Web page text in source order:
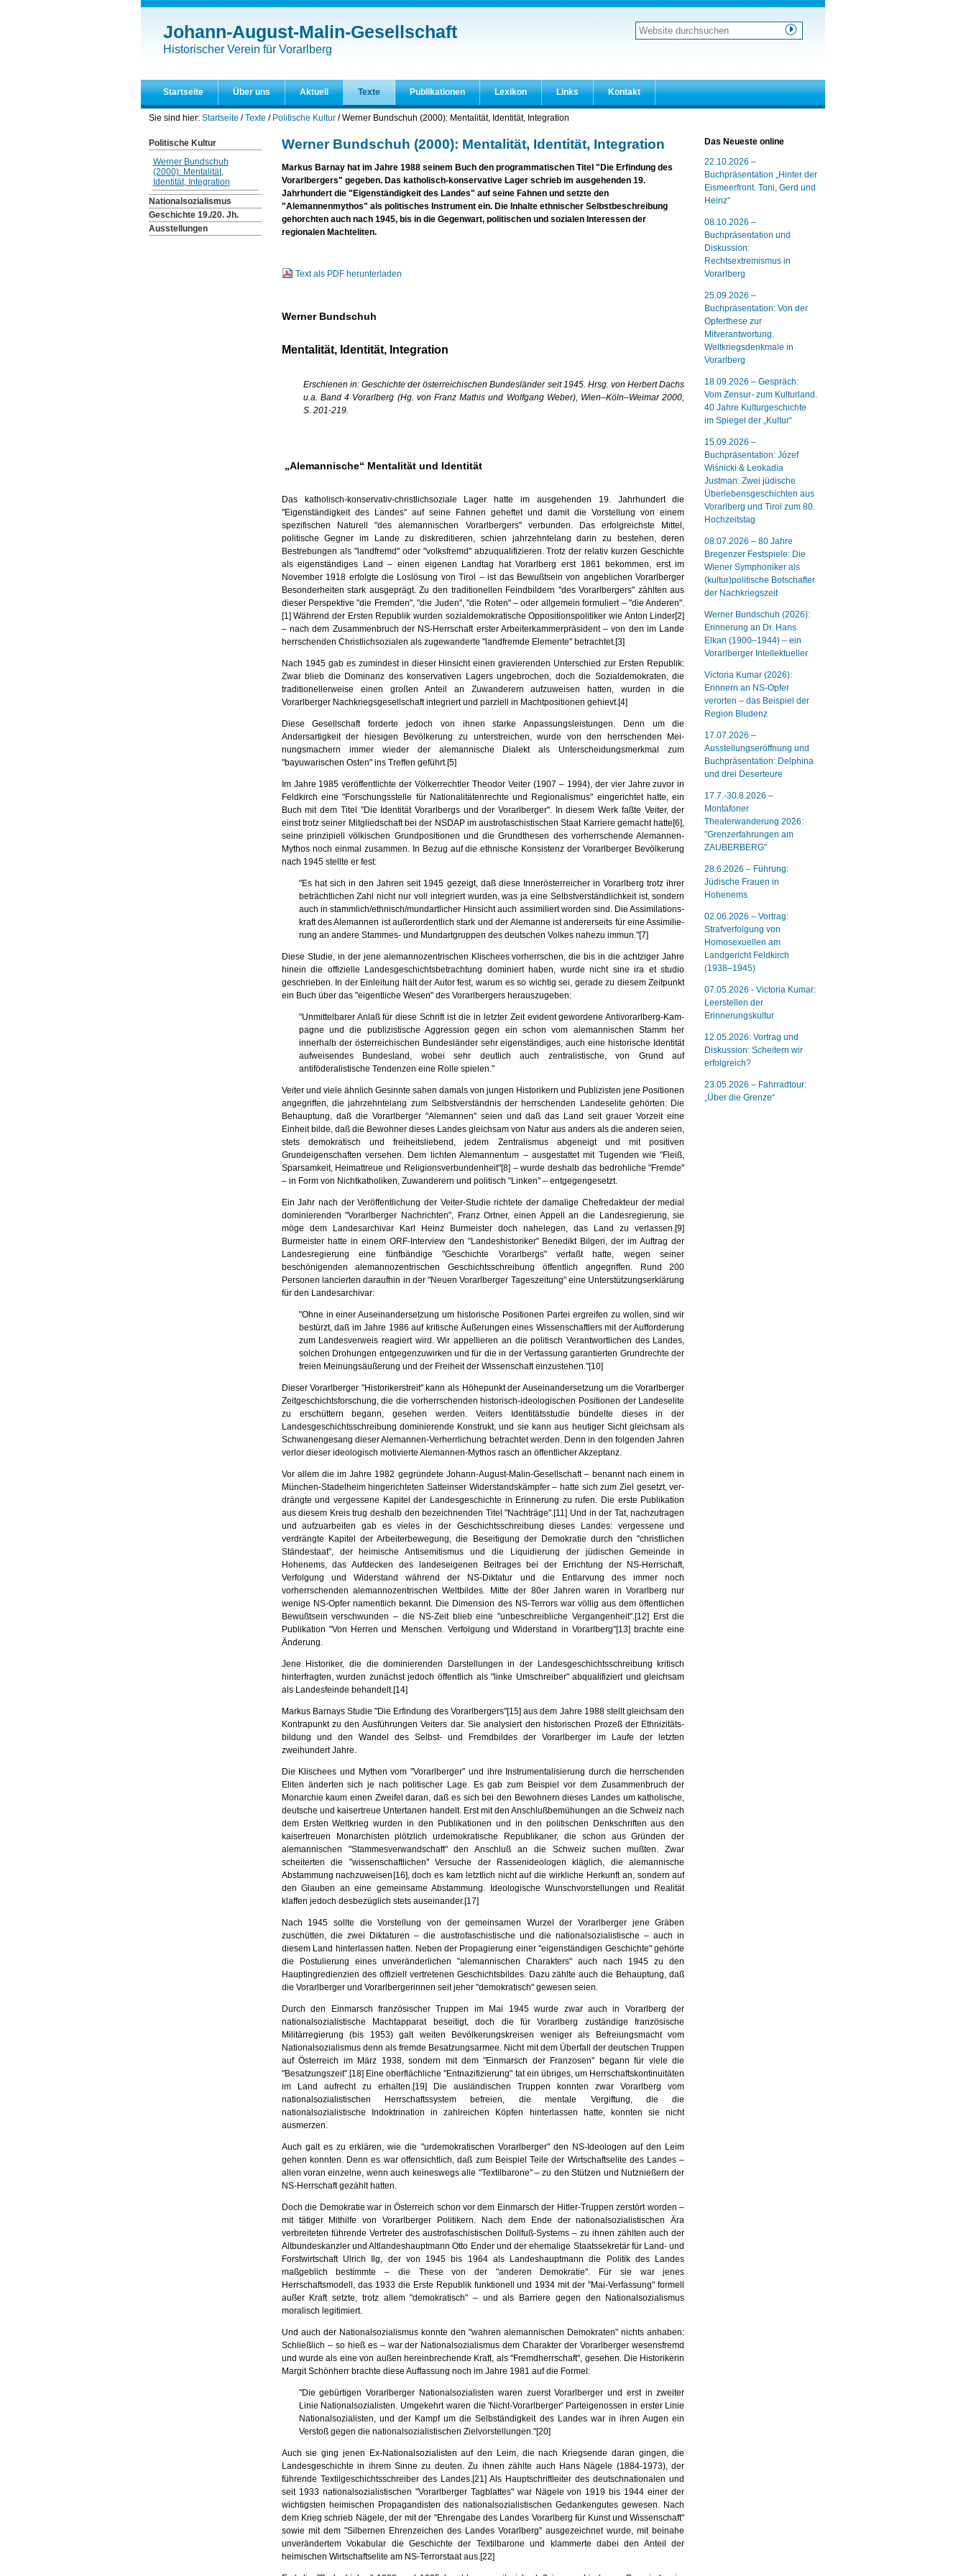
Direkt
Inhalt
Navigation
Website
durchsuchen
Startseite Über uns Aktuell Texte Publikationen Lexikon Links Kontakt
Johann-August-Malin-Gesellschaft
Historischer Verein für Vorarlberg
Benutzerspezifische
Sie sind hier: Startseite /Texte / Politische Kultur /Werner Bundschuh (2000): Mentalität, Identität, Integration
Werner Bundschuh (2000): Mentalität, Identität, Integration
Markus Barnay hat im Jahre 1988 seinem Buch den programmatischen Titel "Die Erfindung des
Vorarlbergers" gegeben. Das katholisch-konservative Lager schrieb im ausgehenden 19.
Jahrhundert die "Eigenständigkeit des Landes" auf seine Fahnen und setzte den
"Alemannenmythos" als politisches Instrument ein. Die Inhalte ethnischer Selbstbeschreibung
gehorchten auch nach 1945, bis in die Gegenwart, politischen und sozialen Interessen der
regionalen Machteliten.
Text als PDF herunterladen
Werner Bundschuh
Mentalität, Identität, Integration
Erschienen in: Geschichte der österreichischen Bundesländer seit 1945. Hrsg. von Herbert Dachs
u.a. Band 4 Vorarlberg (Hg. von Franz Mathis und Wolfgang Weber), Wien–Köln–Weimar 2000,
S. 201-219.
„Alemannische“ Mentalität und Identität
Das katholisch-konservativ-christlichsoziale Lager hatte im ausgehenden 19. Jahrhundert die
"Eigenstän­digkeit des Landes" auf seine Fahnen geheftet und damit die Vorstellung von einem
spezifischen Naturell "des alemannischen Vorarlbergers" verbunden. Das erfolgreichste Mittel,
politische Gegner im Lande zu diskreditieren, schien jahrzehntelang darin zu bestehen, deren
Bestrebungen als "landfremd" oder "volks­fremd" abzuqualifizieren. Trotz der relativ kurzen Geschichte
als eigenständiges Land – einen eigenen Landtag hat Vorarlberg erst 1861 bekom­men, erst im
November 1918 erfolgte die Loslösung von Tirol – ist das Bewußtsein von angebli­chen Vorarlberger
Besonderheiten stark ausgeprägt. Zu den traditionellen Feindbildern "des Vorarlbergers" zählten aus
dieser Perspektive "die Fremden", "die Juden", "die Roten" – oder allgemein formuliert – "die Anderen".
[1] Während der Ersten Republik wurden sozialdemokrati­sche Oppo­sitionspolitiker wie Anton Linder[2]
– nach dem Zusammenbruch der NS-Herrschaft erster Arbeiter­kammerpräsident – von den im Lande
herrschenden Christlichsozialen als zuge­wanderte "landfremde Elemente" betrachtet.[3]
Nach 1945 gab es zumindest in dieser Hinsicht einen gravierenden Unterschied zur Ersten Republik:
Zwar blieb die Dominanz des konservativen Lagers ungebrochen, doch die Sozial­demokraten, die
traditioneller­weise einen großen Anteil an Zuwanderern aufzuweisen hatten, wurden in die
Vorarlberger Nachkriegs­gesellschaft integriert und parziell in Machtpositionen gehievt.[4]
Diese Gesellschaft forderte jedoch von ihnen starke Anpassungsleistungen. Denn um die
Andersartigkeit der hiesigen Bevölkerung zu unterstreichen, wurde von den herrschenden Mei­
nungsmachern immer wie­der der alemannische Dialekt als Unterscheidungsmerkmal zum
"bayuwarischen Osten" ins Treffen geführt.[5]
Im Jahre 1985 veröffentlichte der Völkerrechtler Theodor Veiter (1907 – 1994), der vier Jahre zuvor in
Feldkirch eine "Forschungsstelle für Nationalitätenrechte und Regionalismus" einge­richtet hatte, ein
Buch mit dem Titel "Die Identität Vorarlbergs und der Vorarlberger". In diesem Werk faßte Veiter, der
einst trotz seiner Mitgliedschaft bei der NSDAP im austrofaschistischen Staat Karriere gemacht hatte[6],
seine prinzi­piell völkischen Grundpositionen und die Grundthe­sen des vorherrschende Alemannen-
Mythos noch ein­mal zusammen. In Bezug auf die ethni­sche Konsistenz der Vorarlberger Bevölkerung
nach 1945 stellte er fest:
"Es hat sich in den Jahren seit 1945 gezeigt, daß diese Innerösterreicher in Vorarlberg trotz ihrer
beträchtlichen Zahl nicht nur voll integriert wurden, was ja eine Selbstverständ­lichkeit ist, sondern
auch in stammlich/ethnisch/mundartlicher Hinsicht auch assimiliert worden sind. Die Assimilations­
kraft des Alemannen ist außerordentlich stark und der Ale­manne ist andererseits für eine Assimilie­
rung an andere Stammes- und Mundartgruppen des deutschen Volkes nahezu immun."[7]
Diese Studie, in der jene alemannozentrischen Klischees vorherrschen, die bis in die achtziger Jahre
hin­ein die offizielle Landesgeschichtsbetrachtung dominiert haben, wurde nicht sine ira et studio
geschrieben. In der Einleitung hält der Autor fest, warum es so wichtig sei, gerade zu diesem Zeitpunkt
ein Buch über das "eigentliche Wesen" des Vorarlbergers herauszugeben:
"Unmittelbarer Anlaß für diese Schrift ist die in letzter Zeit evident gewordene Antivorarl­berg-Kam­
pagne und die publizistische Aggression gegen ein schon vom alemannischen Stamm her
innerhalb der österreichischen Bundesländer sehr eigenständiges, auch eine historische Identität
aufweisen­des Bundesland, wobei sehr deutlich auch zentralistische, von Grund auf
antiföderalistische Ten­denzen eine Rolle spielen."
Veiter und viele ähnlich Gesinnte sahen damals von jungen Historikern und Publizisten jene Positionen
angegriffen, die jahrzehntelang zum Selbstverständnis der herrschenden Landeselite gehörten: Die
Be­hauptung, daß die Vorarlberger "Alemannen" seien und daß das Land seit grauer Vorzeit eine
Einheit bilde, daß die Bewohner dieses Landes gleichsam von Natur aus anders als die anderen seien,
stets demokratisch und freiheitsliebend, jedem Zentralismus ab­geneigt und mit positiven
Grundeigenschaften versehen. Dem lichten Alemannentum – ausge­stattet mit Tugenden wie "Fleiß,
Sparsamkeit, Heimattreue und Religionsverbundenheit"[8] – wurde deshalb das bedrohliche "Fremde"
– in Form von Nichtkatholiken, Zuwanderern und poli­tisch "Linken" – entgegengesetzt.
Ein Jahr nach der Veröffentlichung der Veiter-Studie richtete der damalige Chefredakteur der medial
dominierenden "Vorarlberger Nachrichten", Franz Ortner, einen Appell an die Landes­regierung, sie
möge dem Landesarchivar Karl Heinz Burmeister doch nahelegen, das Land zu verlassen.[9]
Burmeister hatte in einem ORF-Interview den "Landeshistoriker" Benedikt Bilgeri, der im Auftrag der
Landesregierung eine fünfbändige "Geschichte Vorarlbergs" verfaßt hatte, wegen seiner
beschönigenden alemannozentrischen Geschichtsschreibung öffentlich angegrif­fen. Rund 200
Personen lancierten daraufhin in der "Neuen Vor­arlberger Tageszeitung" eine Unterstützungserklärung
für den Landesarchivar:
"Ohne in einer Auseinandersetzung um historische Positionen Partei ergreifen zu wollen, sind wir
bestürzt, daß im Jahre 1986 auf kritische Äußerungen eines Wissenschaftlers mit der Aufforderung
zum Landesverweis reagiert wird. Wir appellieren an die politisch Ver­antwortlichen des Landes,
sol­chen Drohungen entgegenzuwirken und für die in der Ver­fassung garantierten Grundrechte der
freien Meinungsäußerung und der Freiheit der Wis­senschaft einzustehen."[10]
Dieser Vorarlberger "Historikerstreit" kann als Höhepunkt der Auseinandersetzung um die Vor­arlberger
Zeitgeschichtsforschung, die die vorherrschenden historisch-ideologischen Positionen der Landeselite
zu erschüttern begann, gesehen werden. Veiters Identitätsstudie bündelte dieses in der
Landesgeschichts­schreibung dominierende Konstrukt, und sie kann aus heutiger Sicht gleichsam als
Schwanengesang die­ser Alemannen-Verherrlichung betrachtet werden. Denn in den folgenden Jahren
verlor dieser ideologisch motivierte Alemannen-Mythos rasch an öffentlicher Akzeptanz.
Vor allem die im Jahre 1982 gegründete Johann-August-Malin-Gesellschaft – benannt nach einem in
München-Stadelheim hingerichteten Satteinser Widerstandskämpfer – hatte sich zum Ziel gesetzt, ver­
drängte und vergessene Kapitel der Landesgeschichte in Erinnerung zu rufen. Die erste Publikation
aus diesem Kreis trug deshalb den bezeichnenden Titel "Nachträge".[11] Und in der Tat, nachzutragen
und aufzuar­beiten gab es vieles in der Geschichtsschreibung dieses Landes: vergessene und
verdrängte Kapitel der Arbeiterbewegung, die Beseitigung der Demokratie durch den "christlichen
Ständestaat", der heimische Antisemitismus und die Liqui­dierung der jüdischen Gemeinde in
Hohenems, das Aufdecken des landeseigenen Beitrages bei der Errichtung der NS-Herrschaft,
Verfolgung und Widerstand während der NS-Diktatur und die Entlarvung des immer noch
vorherrschenden alemannozentrischen Weltbildes. Mitte der 80er Jahren waren in Vorarlberg nur
wenige NS-Opfer namentlich bekannt. Die Dimension des NS-Terrors war völlig aus dem öffentlichen
Bewußtsein verschwunden – die NS-Zeit blieb eine "un­beschreibli­che Vergangenheit".[12] Erst die
Publikation "Von Herren und Menschen. Verfolgung und Widerstand in Vorarl­berg"[13] brachte eine
Änderung.
Jene Historiker, die die dominierenden Darstellungen in der Landesgeschichtsschreibung kri­tisch
hinter­fragten, wurden zunächst jedoch öffentlich als "linke Umschreiber" abqualifiziert und gleichsam
als Lan­desfeinde behandelt.[14]
Markus Barnays Studie "Die Erfindung des Vorarlbergers"[15] aus dem Jahre 1988 stellt gleich­sam den
Kontra­punkt zu den Ausführungen Veiters dar. Sie analysiert den historischen Prozeß der Ethnizitäts­
bildung und den Wandel des Selbst- und Fremdbildes der Vorarlberger im Laufe der letzten
zweihundert Jahre.
Die Klischees und Mythen vom "Vorarlberger" und ihre Instrumentalisierung durch die herr­schenden
Eliten änderten sich je nach politischer Lage. Es gab zum Beispiel vor dem Zusam­menbruch der
Monarchie kaum einen Zweifel daran, daß es sich bei den Bewohnern dieses Landes um katholische,
deutsche und kaisertreue Untertanen handelt. Erst mit den Anschluß­bemühungen an die Schweiz nach
dem Ersten Weltkrieg wurden in den Publikationen und in den politischen Denkschriften aus den
kaisertreuen Mon­archisten plötzlich urdemokratische Republikaner, die schon aus Gründen der
alemannischen "Stammes­verwandschaft" den Anschluß an die Schweiz suchen mußten. Zwar
scheiterten die "wissenschaftlichen" Versuche der Rassenideologen kläglich, die alemannische
Abstammung nachzuweisen [16], doch es kam letzt­lich nicht auf die wirkliche Herkunft an, sondern auf
den Glauben an eine gemeinsame Ab­stammung. Ideologische Wunschvorstellungen und Realität
klaffen jedoch desbezüglich stets auseinander.[17]
Nach 1945 sollte die Vorstellung von der gemeinsamen Wurzel der Vorarlberger jene Gräben
zuschütten, die zwei Diktaturen – die austrofaschistische und die nationalsozialistische – auch in
diesem Land hinter­lassen hatten. Neben der Propagierung einer "eigenständigen Geschichte" gehörte
die Postulierung eines unveränderlichen "alemannischen Charakters" auch nach 1945 zu den
Hauptingredienzien des offiziell vertretenen Geschichtsbildes. Dazu zählte auch die Be­hauptung, daß
die Vorarlberger und Vorarlbergerin­nen seit jeher "demokratisch" gewesen seien.
Durch den Einmarsch französischer Truppen im Mai 1945 wurde zwar auch in Vorarlberg der
nationalsozi­alistische Machtapparat beseitigt, doch die für Vorarlberg zuständige französische
Militärregierung (bis 1953) galt weiten Bevölkerungskreisen weniger als Befreiungsmacht vom
Nationalsozialismus denn als fremde Besatzungsarmee. Nicht mit dem Überfall der deutschen Truppen
auf Österreich im März 1938, sondern mit dem "Einmarsch der Franzosen" begann für viele die
"Besatzungszeit".[18] Eine oberflächliche "Entnazifizierung" tat ein übriges, um Herrschafts­kontinuitäten
im Land aufrecht zu erhalten.[19] Die ausländi­schen Truppen konnten zwar Vorarlberg vom
nationalsozialistischen Herrschaftssystem befreien, die mentale Vergif­tung, die die
nationalsozialistische Indoktrination in zahlreichen Köpfen hinterlassen hatte, konnten sie nicht
ausmerzen.
Auch galt es zu erklären, wie die "urdemokratischen Vorarlberger" den NS-Ideologen auf den Leim
gehen konnten. Denn es war offensichtlich, daß zum Beispiel Teile der Wirtschaftselite des Landes –
allen voran einzelne, wenn auch keineswegs alle "Textilbarone" – zu den Stützen und Nutznießern der
NS-Herrschaft gezählt hatten.
Doch die Demokratie war in Österreich schon vor dem Einmarsch der Hitler-Truppen zerstört worden –
mit tätiger Mithilfe von Vorarlberger Politikern. Nach dem Ende der nationalsozialisti­schen Ära
verbreiteten führende Vertreter des austrofaschistischen Dollfuß-Systems – zu ihnen zählten auch der
Altbundeskanz­ler und Altlandeshauptmann Otto Ender und der ehemalige Staatssekretär für Land- und
Forstwirtschaft Ulrich Ilg, der von 1945 bis 1964 als Landeshaupt­mann die Politik des Landes
maßgeblich bestimmte – die These von der "anderen Demokratie". Für sie war jenes
Herrschaftsmodell, das 1933 die Erste Repu­blik funktionell und 1934 mit der "Mai-Verfassung" formell
außer Kraft setzte, trotz allem "demokratisch" – und als Barriere gegen den Nationalsozialismus
moralisch legitimiert.
Und auch der Nationalsozialismus konnte den "wahren alemannischen Demokraten" nichts anhaben:
Schließlich – so hieß es – war der Nationalsozialismus dem Charakter der Vorarlberger wesensfremd
und wurde als eine von außen hereinbrechende Kraft, als "Fremdherrschaft", gesehen. Die Historikerin
Margit Schönherr brachte diese Auffassung noch im Jahre 1981 auf die Formel:
"Die gebürtigen Vorarlberger Nationalsozialisten waren zuerst Vorarlberger und erst in zweiter
Linie Nationalsozialisten. Umgekehrt waren die 'Nicht-Vorarlberger' Parteigenos­sen in erster Linie
Natio­nalsozialisten, und der Kampf um die Selbständigkeit des Landes war in ihren Augen ein
Verstoß gegen die nationalsozialistischen Zielvorstellungen."[20]
Auch sie ging jenen Ex-Nationalsozialisten auf den Leim, die nach Kriegsende daran gingen, die
Landes­geschichte in ihrem Sinne zu deuten. Zu ihnen zählte auch Hans Nägele (1884-1973), der
führende Textil­geschichtsschreiber des Landes.[21] Als Hauptschriftleiter des deutschnationa­len und
seit 1933 nationalsozia­listischen "Vorarlberger Tagblattes" war Nägele von 1919 bis 1944 einer der
wichtigsten hei­mischen Propagandisten des nationalsozialistischen Gedanken­gutes gewesen. Nach
dem Krieg schrieb Nägele, der mit der "Ehrengabe des Landes Vorarl­berg für Kunst und Wissenschaft"
sowie mit dem "Sil­bernen Ehrenzeichen des Landes Vorarl­berg" ausgezeichnet wurde, mit beinahe
unverändertem Vokabu­lar die Geschichte der Textil­barone und klammerte dabei den Anteil der
heimischen Wirtschaftselite am NS-Terrorstaat aus.[22]
Politische Kultur
Werner Bundschuh
(2000): Mentalität,
Identität, Integration
Nationalsozialismus
Geschichte 19./20. Jh.
Ausstellungen
Das Neueste online
22.10.2026 –
Buchpräsentation „Hinter der
Eismeerfront. Toni, Gerd und
Heinz“
08.10.2026 –
Buchpräsentation und
Diskussion:
Rechtsextremismus in
Vorarlberg
25.09.2026 –
Buchpräsentation: Von der
Opferthese zur
Mitverantwortung.
Weltkriegsdenkmale in
Vorarlberg
18.09.2026 – Gespräch:
Vom Zensur- zum Kulturland.
40 Jahre Kulturgeschichte
im Spiegel der „Kultur“
15.09.2026 –
Buchpräsentation: Józef
Wiśnicki & Leokadia
Justman: Zwei jüdische
Überlebensgeschichten aus
Vorarlberg und Tirol zum 80.
Hochzeitstag
08.07.2026 – 80 Jahre
Bregenzer Festspiele: Die
Wiener Symphoniker als
(kultur)politische Botschafter
der Nachkriegszeit
Werner Bundschuh (2026):
Erinnerung an Dr. Hans
Elkan (1900–1944) – ein
Vorarlberger Intellektueller
Victoria Kumar (2026):
Erinnern an NS-Opfer
verorten – das Beispiel der
Region Bludenz
17.07.2026 –
Ausstellungseröffnung und
Buchpräsentation: Delphina
und drei Deserteure
17.7.-30.8.2026 –
Montafoner
Theaterwanderung 2026:
"Grenzerfahrungen am
ZAUBERBERG"
28.6.2026 – Führung:
Jüdische Frauen in
Hohenems
02.06.2026 – Vortrag:
Strafverfolgung von
Homosexuellen am
Landgericht Feldkirch
(1938–1945)
07.05.2026 - Victoria Kumar:
Leerstellen der
Erinnerungskultur
12.05.2026: Vortrag und
Diskussion: Scheitern wir
erfolgreich?
23.05.2026 – Fahrradtour:
„Über die Grenze“